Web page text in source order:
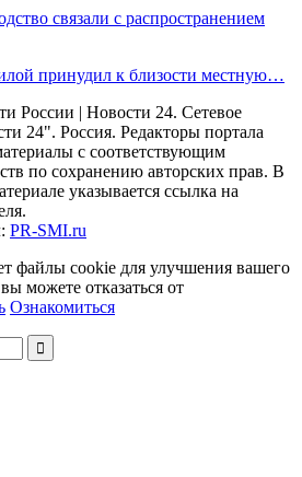
связали с распространением
принудил к близости местную…
России | Новости 24. Сетевое
24". Россия. Редакторы портала
с соответствующим
по сохранению авторских прав. В
указывается ссылка на
PR-SMI.ru
файлы cookie для улучшения вашего
можете отказаться от
Ознакомиться